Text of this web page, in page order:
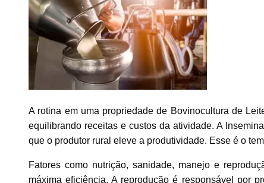
A rotina em uma propriedade de Bovinocultura de
equilibrando receitas e custos da atividade. A
que o produtor rural eleve a produtividade. Esse é o
Fatores como nutrição, sanidade, manejo e
máxima eficiência. A reprodução é responsável por